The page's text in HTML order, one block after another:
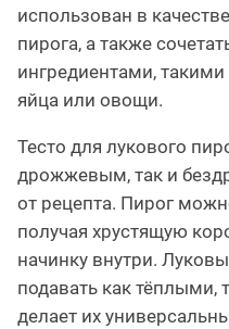
использован в
пирога, а также
ингредиентами,
яйца или овощи.
Тесто для лукового
дрожжевым, так и
от рецепта. Пирог
получая хрустящую
начинку внутри.
подавать как тёплыми,
делает их